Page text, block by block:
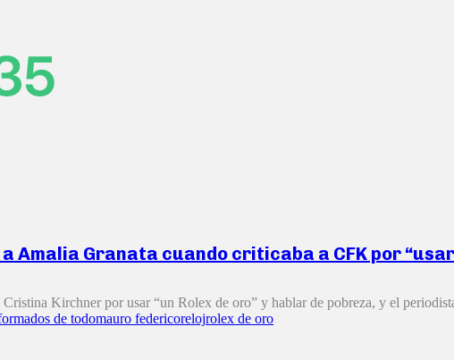
Amalia Granata cuando criticaba a CFK por “usar
Kirchner por usar “un Rolex de oro” y hablar de pobreza, y el
de todomauro federicorelojrolex de oro